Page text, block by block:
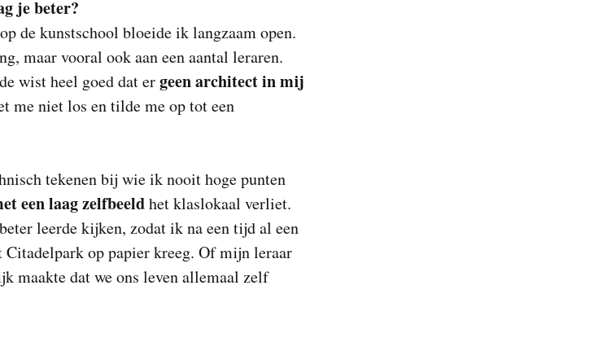
je beter?
de kunstschool bloeide ik langzaam open.
maar vooral ook aan een aantal leraren.
wist heel goed dat ergeen architect in mij
me niet los en tilde me op tot een
tekenen bij wie ik nooit hoge punten
een laag zelfbeeldhet klaslokaal verliet.
leerde kijken, zodat ik na een tijd al een
Citadelpark op papier kreeg. Of mijn leraar
maakte dat we ons leven allemaal zelf